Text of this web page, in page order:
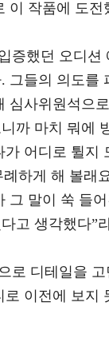
이 작품에 도전
증했던 오디션
그들의 의도를
심사위원석으
까 마치 뭐에
어디로 튈지
하게 해 볼래
그 말이 쑥 들
고 생각했다”
로 디테일을
이전에 보지